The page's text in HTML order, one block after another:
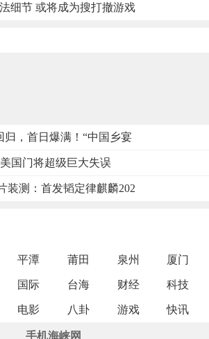
细节 或将成为搜打撤游戏
归，首日爆满！“中国乡宴
国门将超级巨大失误
装测：首发韬定律麒麟202
平潭 莆田 泉州 厦门
国际 台海 财经 科技
电影 八卦 游戏 快讯
手机海峡网